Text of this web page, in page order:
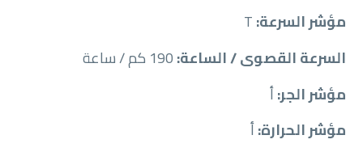
مؤشر السرعة:
السرعة القصوى / الساعة:
مؤشر الجر:أ
مؤشر الحرارة:أ